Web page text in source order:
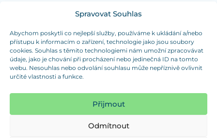
Spravovat Souhlas
Abychom poskytli co nejlepší služby, používáme k ukládání a/nebo
přístupu k informacím o zařízení, technologie jako jsou soubory
cookies. Souhlas s těmito technologiemi nám umožní zpracovávat
údaje, jako je chování při procházení nebo jedinečná ID na tomto
webu. Nesouhlas nebo odvolání souhlasu může nepříznivě ovlivnit
určité vlastnosti a funkce.
Přijmout
Odmítnout
Potřebujete poradit s výběrem?
Jsme tu pro vás Pondělí-Čtvrtek od: 7:30 - 15:30 hodin
a Pátek od 7:30 - 14:30 hodin
info@dualpraha.cz +420 725 802 767
(platba pouze v hotovosti)
Jsme tu pro vás Pondělí-Čtvrtek od: 7:30 - 15:30 hodin
a Pátek od 7:30 - 14:30 hodin